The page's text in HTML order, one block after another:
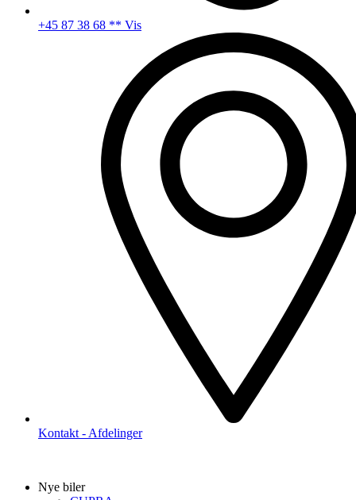
+45 87 38 68 ** Vis
Kontakt - Afdelinger
Nye biler